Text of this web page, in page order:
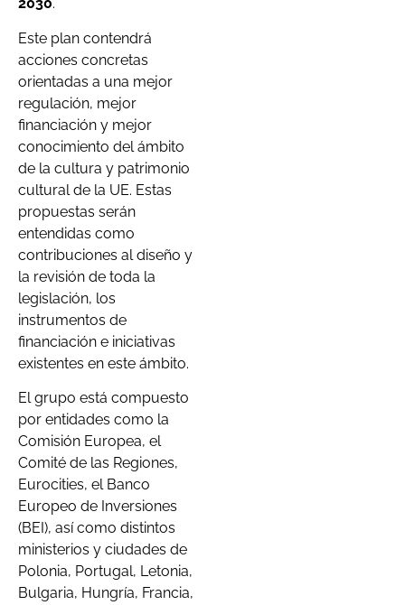
2030.
Este plan contendrá
acciones concretas
orientadas a una mejor
regulación, mejor
financiación y mejor
conocimiento del ámbito
de la cultura y patrimonio
cultural de la UE. Estas
propuestas serán
entendidas como
contribuciones al diseño y
la revisión de toda la
legislación, los
instrumentos de
financiación e iniciativas
existentes en este ámbito.
El grupo está compuesto
por entidades como la
Comisión Europea, el
Comité de las Regiones,
Eurocities, el Banco
Europeo de Inversiones
(BEI), así como distintos
ministerios y ciudades de
Polonia, Portugal, Letonia,
Bulgaria, Hungría, Francia,